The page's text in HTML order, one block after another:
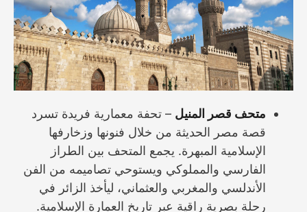
متحف قصر المنيل – تحفة معمارية فريدة تسرد
قصة مصر الحديثة من خلال فنونها وزخارفها
الإسلامية المبهرة. يجمع المتحف بين الطراز
الفارسي والمملوكي ويستوحي تصاميمه من الفن
الأندلسي والمغربي والعثماني، ليأخذ الزائر في
رحلة بصرية راقية عبر تاريخ العمارة الإسلامية.